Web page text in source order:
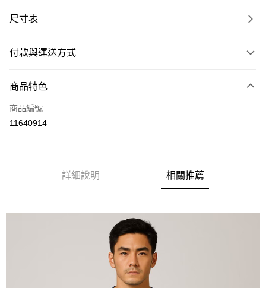
尺寸表
付款與運送方式
信用卡一次付款
運送方式
商品特色
商品編號
11640914
詳細說明 相關推薦